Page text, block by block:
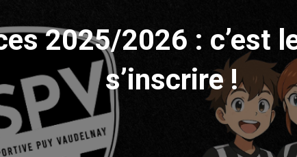
2025/2026 : c’est
s’inscrire !